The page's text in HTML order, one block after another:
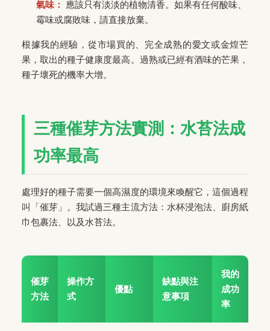
氣味： 應該只有淡淡的植物清香。如果有任何酸味、
霉味或腐敗味，請直接放棄。
根據我的經驗，從市場買的、完全成熟的愛文或金煌芒
果，取出的種子健康度最高。過熟或已經有酒味的芒果，
種子壞死的機率大增。
三種催芽方法實測：水苔法成
功率最高
處理好的種子需要一個高濕度的環境來喚醒它，這個過程
叫「催芽」。我試過三種主流方法：水杯浸泡法、廚房紙
巾包裹法、以及水苔法。
催芽
方法
操作方
式
優點
缺點與注
意事項
我的
成功
率